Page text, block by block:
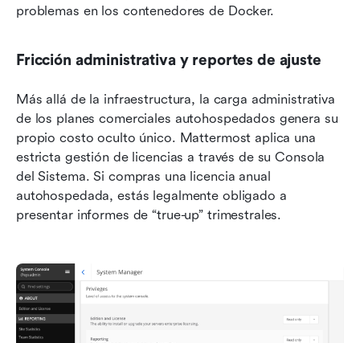
problemas en los contenedores de Docker.
Fricción administrativa y reportes de ajuste
Más allá de la infraestructura, la carga administrativa
de los planes comerciales autohospedados genera su
propio costo oculto único. Mattermost aplica una
estricta gestión de licencias a través de su Consola
del Sistema. Si compras una licencia anual
autohospedada, estás legalmente obligado a
presentar informes de “true-up” trimestrales.